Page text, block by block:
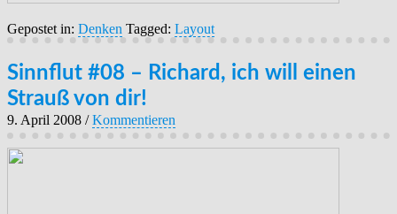
Gepostet in: Denken Tagged: Layout
Sinnflut #08 – Richard, ich will einen
Strauß von dir!
9. April 2008 /Kommentieren